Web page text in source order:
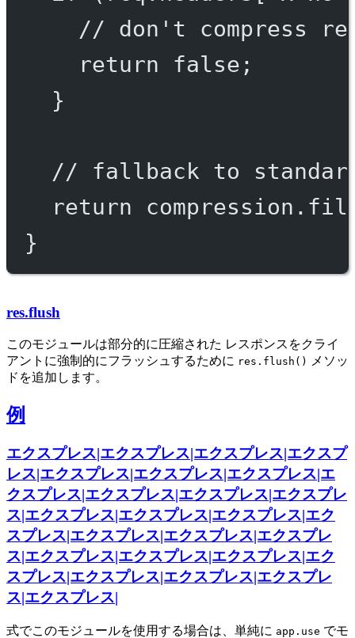
// don't compress
return
false ;
}
// fallback to
return compression.
}
res.flush
このモジュールは部分的に圧縮された レスポンスをクライ
アントに強制的にフラッシュするために res.flush()
メソッ
ドを追加します。
例
エクスプレス|エクスプレス|エクスプレス|エクスプ
レス|エクスプレス|エクスプレス|エクスプレス|エ
クスプレス|エクスプレス|エクスプレス|エクスプレ
ス|エクスプレス|エクスプレス|エクスプレス|エク
スプレス|エクスプレス|エクスプレス|エクスプレ
ス|エクスプレス|エクスプレス|エクスプレス|エク
スプレス|エクスプレス|エクスプレス|エクスプレ
ス|エクスプレス|
式でこのモジュールを使用する場合は、単純に app.use でモ